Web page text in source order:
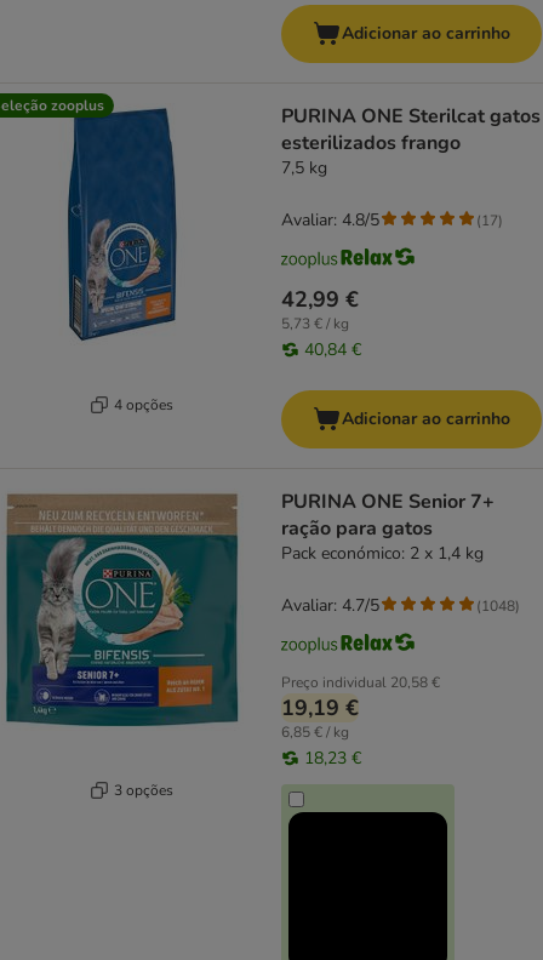
Adicionar ao carrinho
zooplus
4 opções
PURINA ONE Sterilcat gatos
esterilizados frango
7,5 kg
42,99 €
5,73 € / kg
40,84 €
Avaliar: 4.8/5 (17)
Adicionar ao carrinho
3 opções
PURINA ONE Senior 7+
ração para gatos
Pack económico: 2 x 1,4 kg
Preço individual 20,58 €
19,19 €
6,85 € / kg
18,23 €
Avaliar: 4.7/5 (1048)